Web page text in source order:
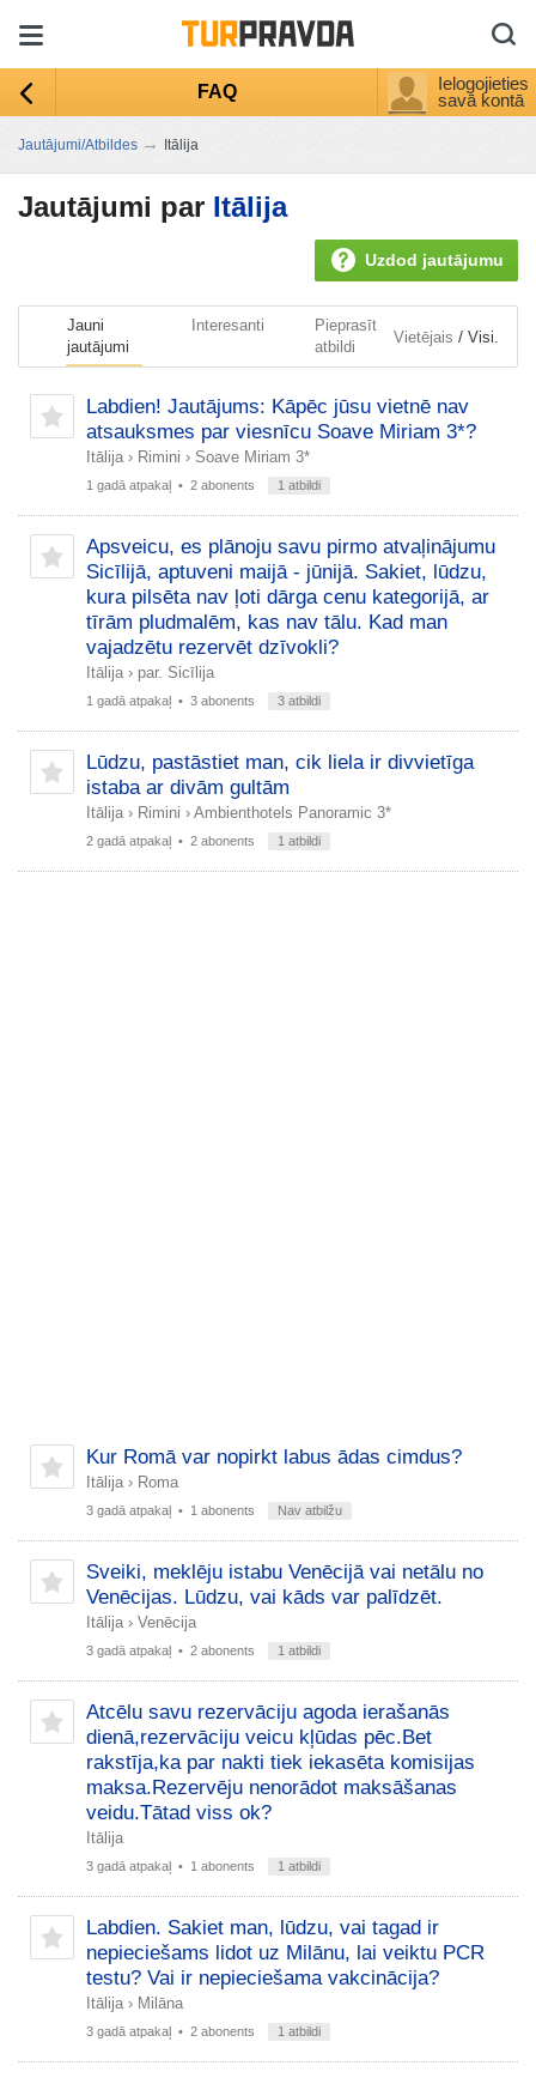
FAQ
Ielogojieties
savā kontā
Jautājumi/Atbildes → Itālija
Jautājumi par Itālija
Uzdod jautājumu
Jauni
jautājumi
Interesanti
Pieprasīt
atbildi
Vietējais / Visi.
Labdien! Jautājums: Kāpēc jūsu vietnē nav
atsauksmes par viesnīcu Soave Miriam 3*?
Itālija › Rimini › Soave Miriam 3*
1 gadā atpakaļ • 2 abonents 1 atbildi
Apsveicu, es plānoju savu pirmo atvaļinājumu
Sicīlijā, aptuveni maijā - jūnijā. Sakiet, lūdzu,
kura pilsēta nav ļoti dārga cenu kategorijā, ar
tīrām pludmalēm, kas nav tālu. Kad man
vajadzētu rezervēt dzīvokli?
Itālija › par. Sicīlija
1 gadā atpakaļ • 3 abonents 3 atbildi
Lūdzu, pastāstiet man, cik liela ir divvietīga
istaba ar divām gultām
Itālija › Rimini › Ambienthotels Panoramic 3*
2 gadā atpakaļ • 2 abonents 1 atbildi
Kur Romā var nopirkt labus ādas cimdus?
Itālija › Roma
3 gadā atpakaļ • 1 abonents Nav atbilžu
Sveiki, meklēju istabu Venēcijā vai netālu no
Venēcijas. Lūdzu, vai kāds var palīdzēt.
Itālija › Venēcija
3 gadā atpakaļ • 2 abonents 1 atbildi
Atcēlu savu rezervāciju agoda ierašanās
dienā,rezervāciju veicu kļūdas pēc.Bet
rakstīja,ka par nakti tiek iekasēta komisijas
maksa.Rezervēju nenorādot maksāšanas
veidu.Tātad viss ok?
Itālija
3 gadā atpakaļ • 1 abonents 1 atbildi
Labdien. Sakiet man, lūdzu, vai tagad ir
nepieciešams lidot uz Milānu, lai veiktu PCR
testu? Vai ir nepieciešama vakcinācija?
Itālija › Milāna
3 gadā atpakaļ • 2 abonents 1 atbildi